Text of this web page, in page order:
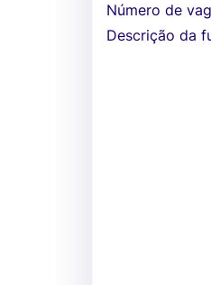
Número de
Descrição da